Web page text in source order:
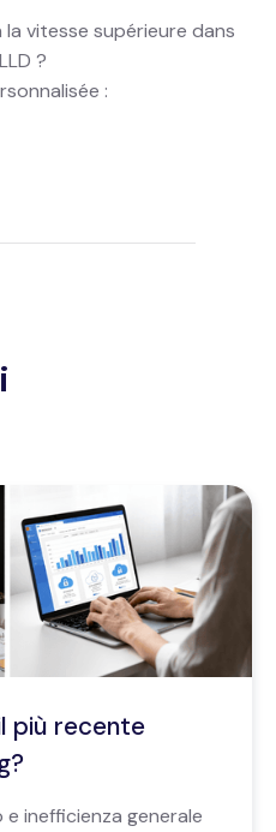
vitesse supérieure dans
?
:
più recente
inefficienza generale